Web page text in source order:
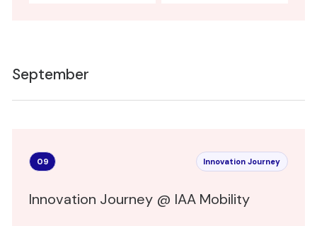
September
09 Innovation Journey
Innovation Journey @ IAA Mobility